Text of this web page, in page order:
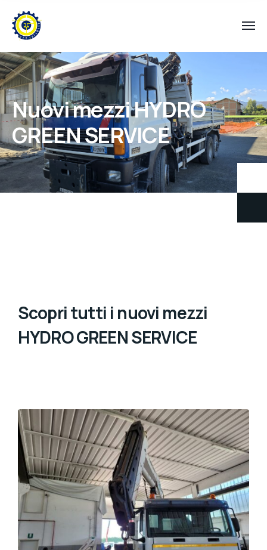
Nuovi mezzi HYDRO
GREEN SERVICE
Scopri tutti i nuovi mezzi
HYDRO GREEN SERVICE